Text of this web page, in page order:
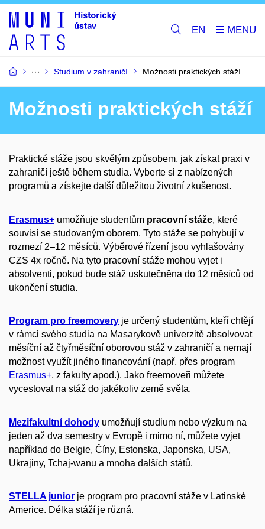
EN
Studium v zahraničí Možnosti praktických stáží
Možnosti praktických stáží
Praktické stáže jsou skvělým způsobem, jak získat praxi v
zahraničí ještě během studia. Vyberte si z nabízených
programů a získejte další důležitou životní zkušenost.
Erasmus+ umožňuje studentům pracovní stáže, které
souvisí se studovaným oborem. Tyto stáže se pohybují v
rozmezí 2–12 měsíců. Výběrové řízení jsou vyhlašovány
CZS 4x ročně. Na tyto pracovní stáže mohou vyjet i
absolventi, pokud bude stáž uskutečněna do 12 měsíců od
ukončení studia.
Program pro freemovery je určený studentům, kteří chtějí
v rámci svého studia na Masarykově univerzitě absolvovat
měsíční až čtyřměsíční oborovou stáž v zahraničí a nemají
možnost využít jiného financování (např. přes program
Erasmus+, z fakulty apod.). Jako freemoveři můžete
vycestovat na stáž do jakékoliv země světa.
Mezifakultní dohody umožňují studium nebo výzkum na
jeden až dva semestry v Evropě i mimo ní, můžete vyjet
například do Belgie, Číny, Estonska, Japonska, USA,
Ukrajiny, Tchaj-wanu a mnoha dalších států.
STELLA junior je program pro pracovní stáže v Latinské
Americe. Délka stáží je různá.